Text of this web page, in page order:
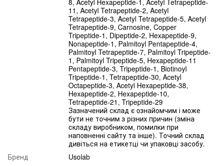
11, Acetyl Tetrapeptide-2, Acetyl
Tetrapeptide-3, Acetyl Tetrapeptide-5, Acetyl
Tetrapeptide-9, Carnosine, Copper
Tripeptide-1, Dipeptide-2, Hexapeptide-9,
Nonapeptide-1, Palmitoyl Pentapeptide-4,
Palmitoyl Tetrapeptide-7, Palmitoyl Tripeptide-
1, Palmitoyl Tripeptide-5, Hexapeptide-11
Pentapeptide-3, Tripeptide-1, Biotinoyl
Tripeptide-1, Tetrapeptide-30, Acetyl
Octapeptide-3, Acetyl Hexapeptide-38,
Hexapeptide-2, Hexapeptide-10,
Tetrapeptide-21, Tripeptide-29
Зазначений склад є ознайомчим і може
бути не точним з різних причин (зміна
складу виробником, помилки при
наповненні сайту та інше). Точний склад
дивіться на етикетці чи упаковці засобу.
Бренд
Usolab